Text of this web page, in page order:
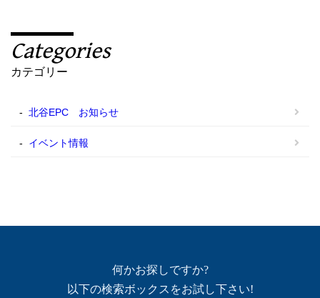
Categories
カテゴリー
北谷EPC お知らせ
イベント情報
何かお探しですか?
以下の検索ボックスをお試し下さい!